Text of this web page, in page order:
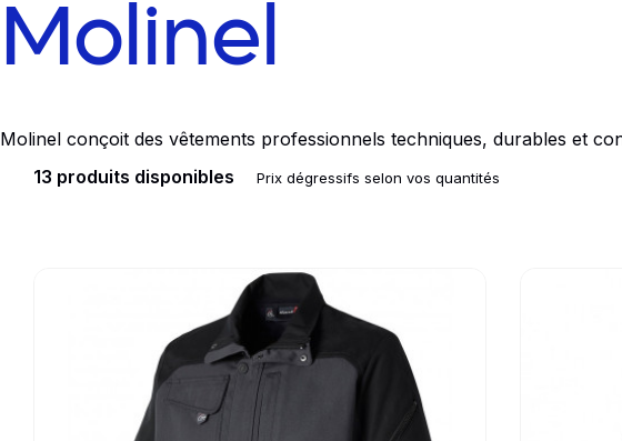
T-shirt
Doudoune
Veste
Combinaison / Salopette
Cravate
Blouse, Tunique et Chasuble
Parapluie
Echarpe et Tour de Cou
Molinel
Molinel conçoit des vêtements professionnels techniques, durables et
13 produits disponibles
Prix dégressifs selon vos quantités